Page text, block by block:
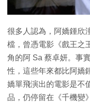
很多人認為，阿嬌鍾欣
檔，曾憑電影《戲王之
角的阿 Sa 蔡卓妍。事
性，這些年來都比阿嬌
嬌單飛演出的電影是不
品，仍停留在《千機變